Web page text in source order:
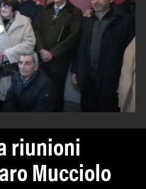
riunioni
Mucciolo